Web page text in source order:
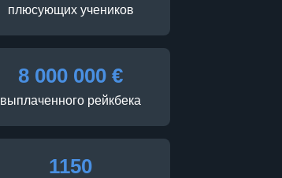
плюсующих учеников
8 000 000 €
выплаченного рейкбека
1150